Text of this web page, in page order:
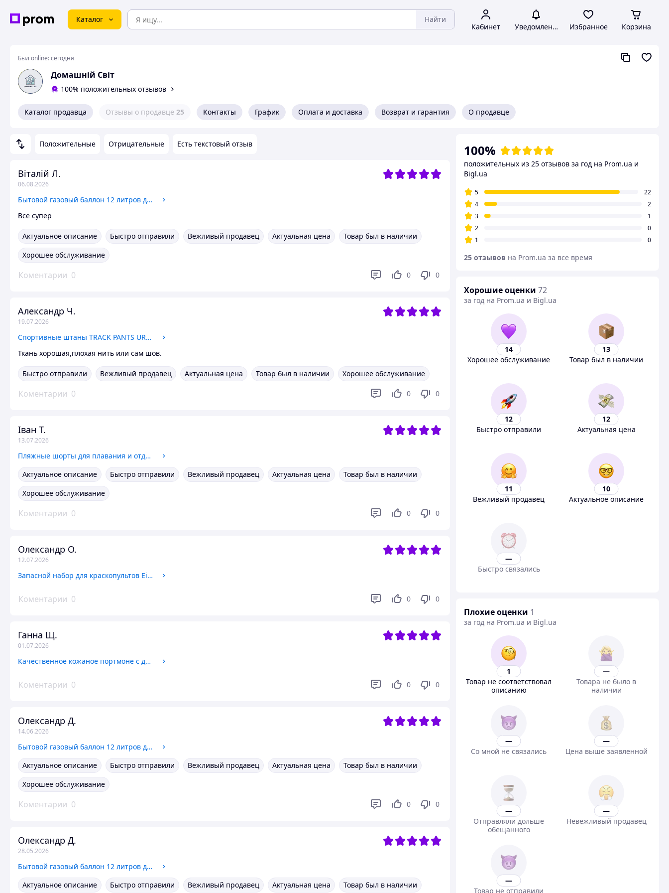
Каталог Найти
Кабинет Уведомления Избранное Корзина
Был online:сегодня
Домашній Світ
100% положительных отзывов
Каталог продавца Отзывы о продавце 25 Контакты График Оплата и доставка Возврат и гарантия О продавце
Положительные Отрицательные Есть текстовый отзыв
Віталій Л.
06.08.2026
Бытовой газовый баллон 12 литров для плиты и обогревателя, Vitkovice Milmet Пропан-Бутан
Все супер
Актуальное описание Быстро отправили Вежливый продавец Актуальная цена
Товар был в наличии
Хорошее обслуживание
Коментарии 0 0 0
Александр Ч.
19.07.2026
Спортивные штаны TRACK PANTS URBAN STYLE из плащевки (Графит) комфортные и износостойкие на каждый день.
Ткань хорошая,плохая нить или сам шов.
Быстро отправили Вежливый продавец Актуальная цена Товар был в наличии Хорошее обслуживание
Коментарии 0 0 0
Іван Т.
13.07.2026
Пляжные шорты для плавания и отдыха Lines (голубая полоска) Размеры M-3XL
Актуальное описание
Быстро отправили Вежливый продавец Актуальная цена
Товар был в наличии
Хорошее обслуживание
Коментарии 0 0 0
Олександр О.
12.07.2026
Запасной набор для краскопультов Einhell (4260003)
Коментарии 0 0 0
Ганна Щ.
01.07.2026
Качественное кожаное портмоне с держателем для Apple AirTag GRANDE PELLE Коричневый
Коментарии 0 0 0
Олександр Д.
14.06.2026
Бытовой газовый баллон 12 литров для плиты и обогревателя, Vitkovice Milmet Пропан-Бутан
Актуальное описание
Быстро отправили Вежливый продавец Актуальная цена
Товар был в наличии
Хорошее обслуживание
Коментарии 0 0 0
Олександр Д.
28.05.2026
Бытовой газовый баллон 12 литров для плиты и обогревателя, Vitkovice Milmet Пропан-Бутан
Актуальное описание
Быстро отправили Вежливый продавец Актуальная цена
Товар был в наличии
100%
положительных из 25 отзывов за год на Prom.ua и
Bigl.ua
5
22
4
2
3
1
2
0
1
0
25 отзывов на Prom.ua за все время
Хорошие оценки 72
за год на Prom.ua и Bigl.ua
14
Хорошее обслуживание
13
Товар был в наличии
12
Быстро отправили
12
Актуальная цена
11
Вежливый продавец
10
Актуальное описание
—
Быстро связались
Плохие оценки 1
за год на Prom.ua и Bigl.ua
1
Товар не соответствовал
описанию
—
Товара не было в
наличии
—
Со мной не связались
—
Цена выше заявленной
—
Отправляли дольше
обещанного
—
Невежливый продавец
—
Товар не отправили